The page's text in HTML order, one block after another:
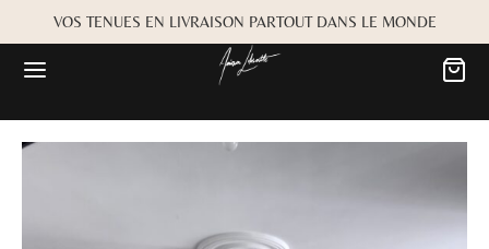
VOS TENUES EN LIVRAISON PARTOUT DANS LE MONDE